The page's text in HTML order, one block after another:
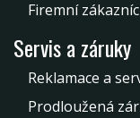
Firemní
Servis a záruky
Reklamace a
Prodloužená